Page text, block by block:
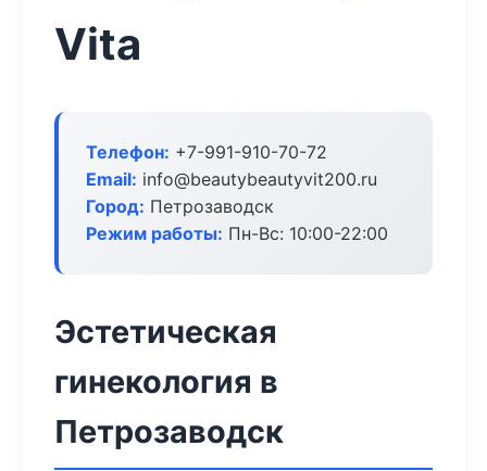
Vita
Телефон: +7-991-910-70-72
Email: info@beautybeautyvit200.ru
Город: Петрозаводск
Режим работы: Пн-Вс: 10:00-22:00
Эстетическая
гинекология в
Петрозаводск